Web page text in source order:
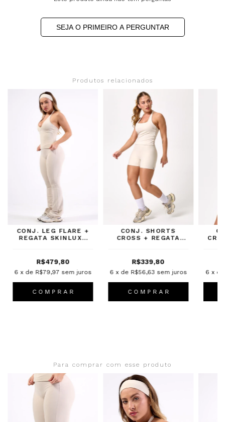
SEJA O PRIMEIRO A PERGUNTAR
Produtos relacionados
CONJ. LEG FLARE +
REGATA SKINLUXE
R$479,80
6 x de R$79,97 sem juros
C O M P R A R
CONJ. SHORTS
CROSS + REGATA
R$339,80
6 x de R$56,63 sem juros
C O M P R A R
6 x
Para comprar com esse produto